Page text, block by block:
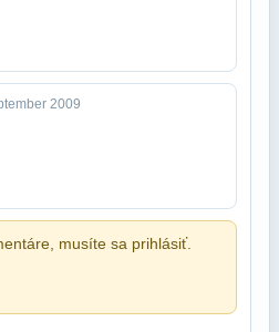
2009
musíte sa prihlásiť.